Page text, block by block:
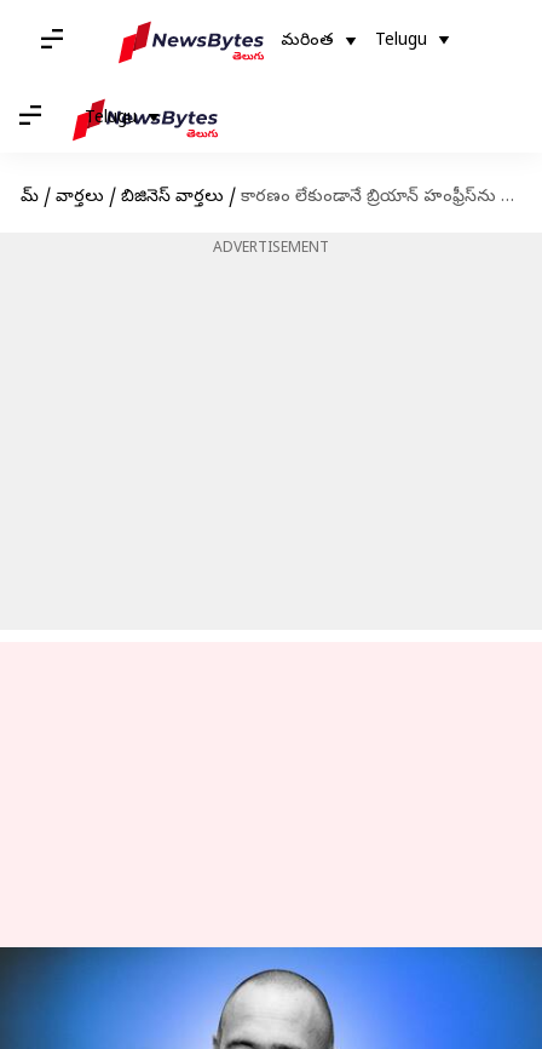
మరింత Telugu
Telugu
హోమ్ / వార్తలు / బిజినెస్ వార్తలు / కారణం లేకుండానే బ్రియాన్ హంఫ్రీస్‌ను సీఈఓగా తొలగించిన కాగ్నిజెంట్
ADVERTISEMENT
కారణం లేకుండానే బ్రియాన్ హంఫ్రీస్‌ను
సీఈఓగా తొలగించిన కాగ్నిజెంట్